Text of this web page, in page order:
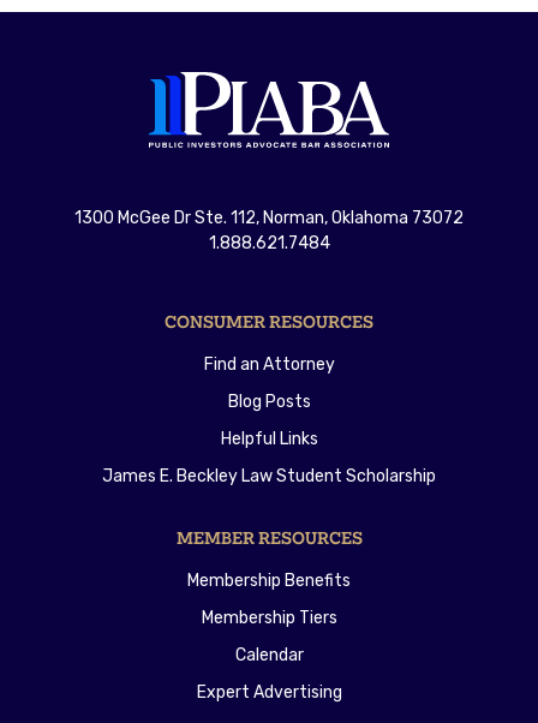
1300 McGee Dr Ste. 112, Norman, Oklahoma 73072
1.888.621.7484
CONSUMER RESOURCES
Find an Attorney
Blog Posts
Helpful Links
James E. Beckley Law Student Scholarship
MEMBER RESOURCES
Membership Benefits
Membership Tiers
Calendar
Expert Advertising